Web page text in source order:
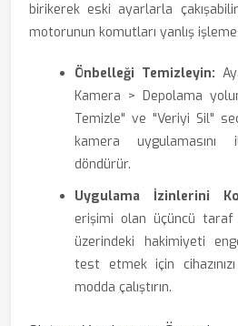
birikerek eski ayarlarla
motorunun komutları yanlış
Önbelleği Temizleyin:
Kamera > Depolama
Temizle" ve "Veriyi Sil"
kamera
döndürür.
Uygulama İzinlerini
erişimi olan üçüncü taraf
üzerindeki hakimiyeti
test etmek için
modda çalıştırın.